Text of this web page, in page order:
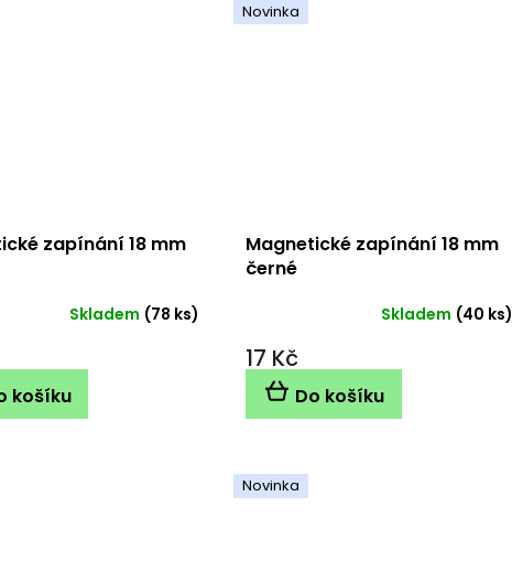
zapínání 18 mm
Skladem (78 ks)
košíku
Novinka
Magnetické zapínání 18 mm
černé
Skladem (40 ks)
17 Kč
Do košíku
Novinka